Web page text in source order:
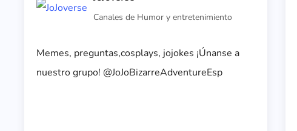
Canales de Humor y entretenimiento
Memes, preguntas,cosplays, jojokes ¡Únanse a
nuestro grupo! @JoJoBizarreAdventureEsp